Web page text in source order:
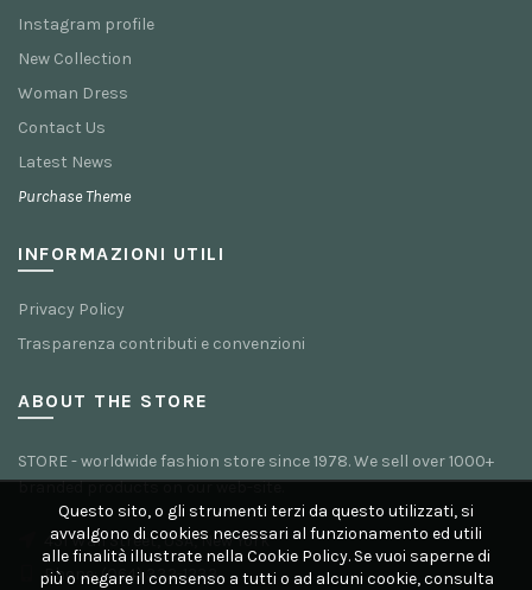
Instagram profile
New Collection
Woman Dress
Contact Us
Latest News
Purchase Theme
INFORMAZIONI UTILI
Privacy Policy
Trasparenza contributi e convenzioni
ABOUT THE STORE
STORE - worldwide fashion store since 1978. We sell over 1000+
branded products on our web-site.
451 Wall Street, USA, New York
Phone: (064) 332-1233
Questo sito, o gli strumenti terzi da questo utilizzati, si
avvalgono di cookies necessari al funzionamento ed utili
alle finalità illustrate nella Cookie Policy. Se vuoi saperne di
più o negare il consenso a tutti o ad alcuni cookie, consulta